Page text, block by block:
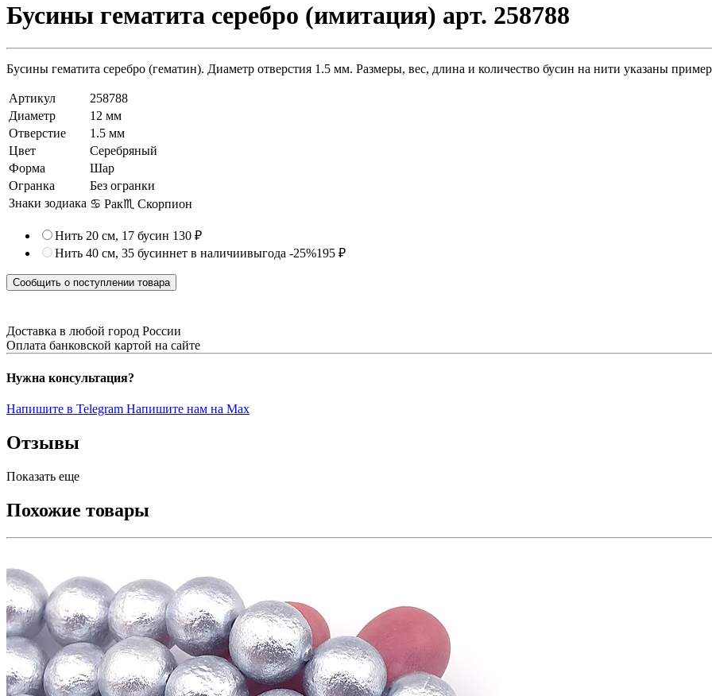
Бусины гематита серебро (имитация) арт. 258788
Бусины гематита серебро (гематин). Диаметр отверстия 1.5 мм. Размеры, вес, длина и количество бусин на нити указаны
Артикул
258788
Диаметр
12 мм
Отверстие
1.5 мм
Цвет
Серебряный
Форма
Шар
Огранка
Без огранки
Знаки зодиака ♋ Рак♏ Скорпион
Нить 20 см, 17 бусин 130 ₽
Нить 40 см, 35 бусиннет в наличиивыгода -25%195 ₽
Сообщить о поступлении товара
Доставка в любой город России
Оплата банковской картой на сайте
Нужна консультация?
Напишите в Telegram Напишите нам на Max
Отзывы
Показать еще
Похожие товары